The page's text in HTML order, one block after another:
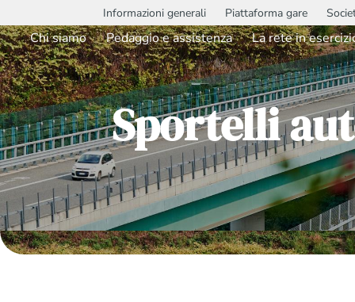
Informazioni generali Piattaforma gare
Chi siamo Pedaggio e assistenza La rete in
Sportelli